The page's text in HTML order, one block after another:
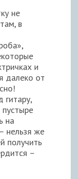
не
в
и
далеко от
гитару,
на
нельзя же
получить
–